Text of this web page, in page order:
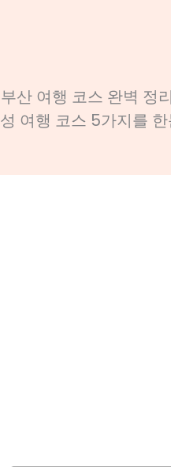
부산 여행 코스 완벽 정
성 여행 코스 5가지를